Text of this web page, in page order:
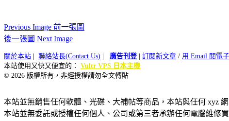
Previous Image 前一張圖
後一張圖 Next Image
關於本站 聯絡站長(Contact Us) 廣告刊登| 訂閱新文章 / 用 Email 閱電
本站使用又快又便宜的： Vultr VPS 日本主機
© 2026 版權所有，非經授權請勿全文轉貼
本站並無銷售任何軟體、光碟、大補帖等商品，本站與任何 xyz 網
本站並無委託或授權任何個人、公司或第三者承辦任何電腦維修